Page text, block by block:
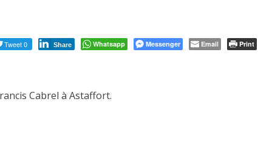
Tweet 0 Share Whatsapp Messenger Email Print
Cabrel à Astaffort.